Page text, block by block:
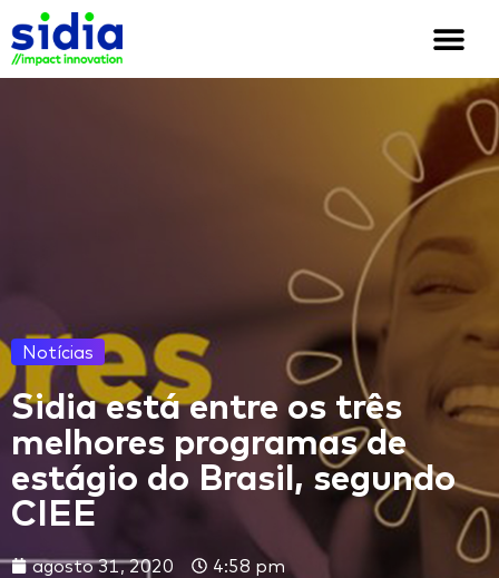
Notícias
Sidia está entre os três
melhores programas de
estágio do Brasil, segundo
CIEE
agosto 31, 2020 4:58 pm